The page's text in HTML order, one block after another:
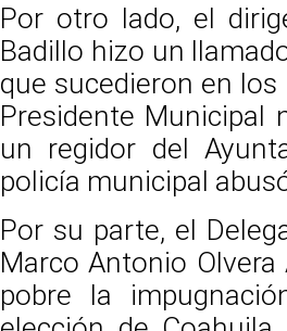
Por otro lado, el
Badillo hizo un
que sucedieron en
Presidente Municipal
un regidor del
policía municipal
Por su parte, el
Marco Antonio
pobre la